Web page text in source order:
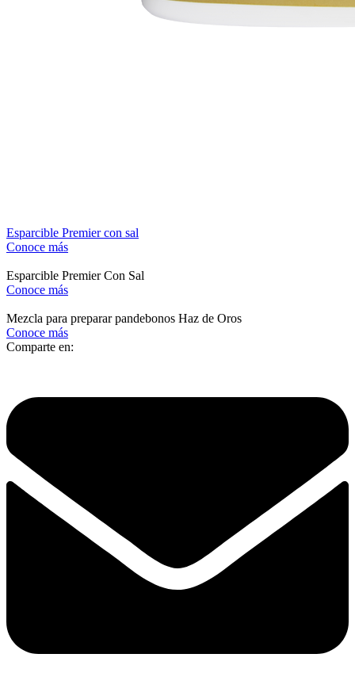
Esparcible Premier con sal
Conoce más
Esparcible Premier Con Sal
Conoce más
Mezcla para preparar pandebonos Haz de Oros
Conoce más
Comparte en: